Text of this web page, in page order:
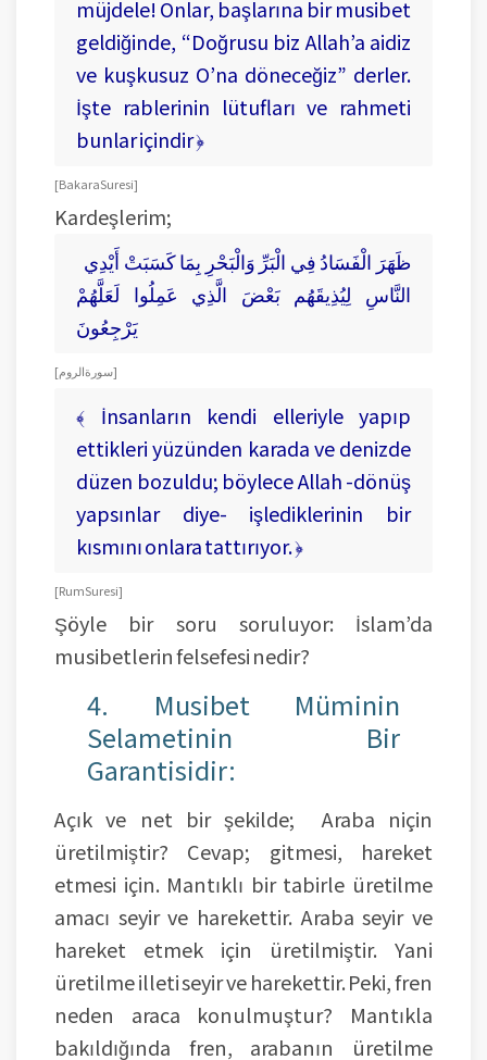
müjdele! Onlar, başlarına bir musibet
geldiğinde, “Doğrusu biz Allah’a aidiz
ve kuşkusuz O’na döneceğiz” derler.
İşte rablerinin lütufları ve rahmeti
bunlar içindir ﴿
[ Bakara Suresi ]
Kardeşlerim;
النَّاسِ لِيُذِيقَهُم بَعْضَ الَّذِي عَمِلُوا لَعَلَّهُمْ
[ سورة الروم ]
﴾ İnsanların kendi elleriyle yapıp
ettikleri yüzünden karada ve denizde
düzen bozuldu; böylece Allah -dönüş
yapsınlar diye- işlediklerinin bir
kısmını onlara ­tattırıyor. ﴿
[ Rum Suresi ]
Şöyle bir soru soruluyor: İslam’da
musibetlerin felsefesi nedir?
4. Musibet Müminin
Selametinin Bir
Garantisidir:
Açık ve net bir şekilde; Araba niçin
üretilmiştir? Cevap; gitmesi, hareket
etmesi için. Mantıklı bir tabirle üretilme
amacı seyir ve harekettir. Araba seyir ve
hareket etmek için üretilmiştir. Yani
üretilme illeti seyir ve harekettir. Peki, fren
neden araca konulmuştur? Mantıkla
bakıldığında fren, arabanın üretilme